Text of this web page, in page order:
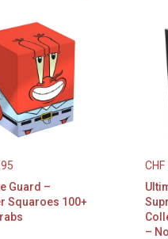
Guard –
Squaroes 100+
CHF
–